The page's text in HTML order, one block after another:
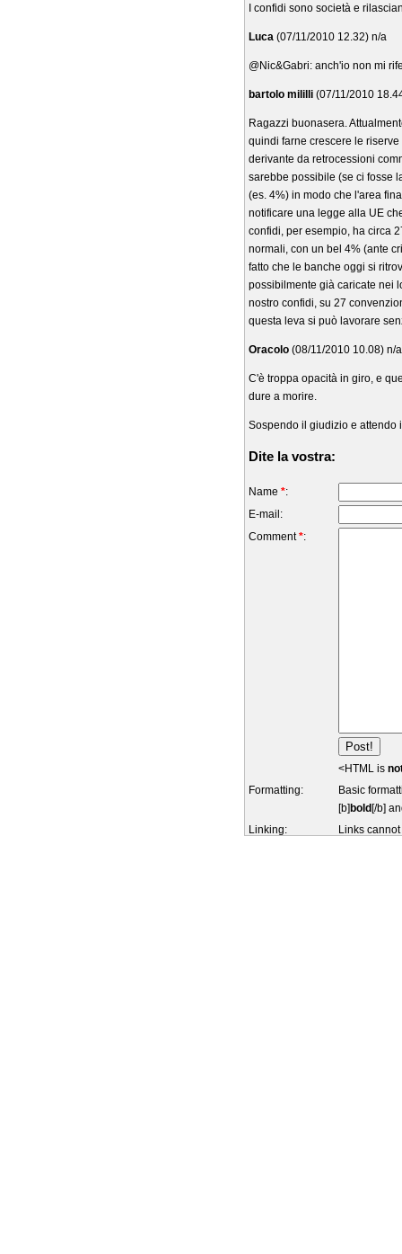
I confidi sono società e
Luca (07/11/2010 12.32) n/a
@Nic&Gabri: anch'io non mi
bartolo mililli (07/11/2010
Ragazzi buonasera.
quindi farne crescere le
derivante da retrocessioni
sarebbe possibile (se ci fosse
(es. 4%) in modo che l'area
notificare una legge alla UE
confidi, per esempio, ha circa
normali, con un bel 4% (ante
fatto che le banche oggi si
possibilmente già caricate nei
nostro confidi, su 27
questa leva si può lavorare
Oracolo (08/11/2010 10.08) n/a
C'è troppa opacità in giro, e
dure a morire.
Sospendo il giudizio e attendo
Dite la vostra:
Name *:
E-mail:
Comment*:
<HTML is
Formatting:
Basic
[b] bold [/b]
Linking:
Links